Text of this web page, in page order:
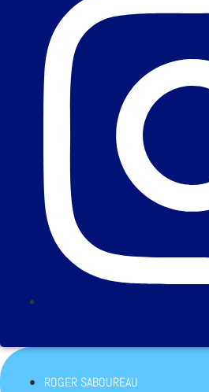
ROGER SABOUREAU